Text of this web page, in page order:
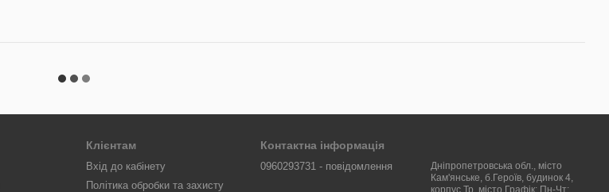
Клієнтам
Вхід до кабінету
Політика обробки та захисту
Контактна інформація
0960293731 - повідомлення
Дніпропетровська обл., місто
Кам'янське, б.Героїв, будинок 4,
корпус Тр. місто Графік: Пн-Чт: